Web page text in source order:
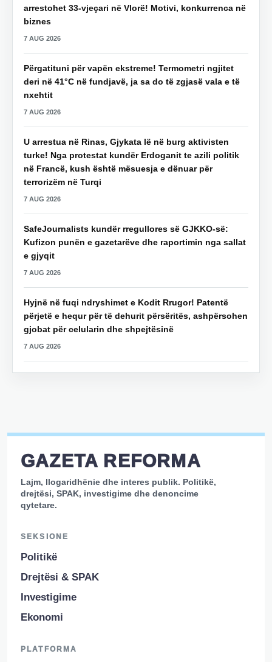
arrestohet 33-vjeçari në Vlorë! Motivi, konkurrenca në
biznes
7 AUG 2026
Përgatituni për vapën ekstreme! Termometri ngjitet
deri në 41°C në fundjavë, ja sa do të zgjasë vala e të
nxehtit
7 AUG 2026
U arrestua në Rinas, Gjykata lë në burg aktivisten
turke! Nga protestat kundër Erdoganit te azili politik
në Francë, kush është mësuesja e dënuar për
terrorizëm në Turqi
7 AUG 2026
SafeJournalists kundër rregullores së GJKKO-së:
Kufizon punën e gazetarëve dhe raportimin nga sallat
e gjyqit
7 AUG 2026
Hyjnë në fuqi ndryshimet e Kodit Rrugor! Patentë
përjetë e hequr për të dehurit përsëritës, ashpërsohen
gjobat për celularin dhe shpejtësinë
7 AUG 2026
GAZETA REFORMA
Lajm, llogaridhënie dhe interes publik. Politikë,
drejtësi, SPAK, investigime dhe denoncime
qytetare.
SEKSIONE
Politikë
Drejtësi & SPAK
Investigime
Ekonomi
PLATFORMA